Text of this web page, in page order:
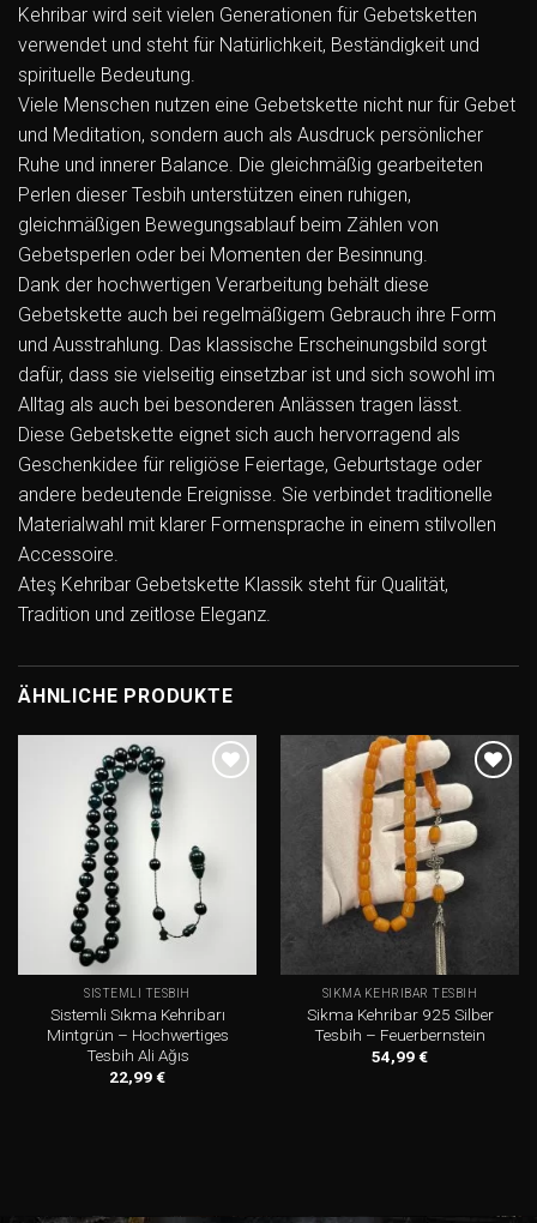
Kehribar wird seit vielen Generationen für Gebetsketten
verwendet und steht für Natürlichkeit, Beständigkeit und
spirituelle Bedeutung.
Viele Menschen nutzen eine Gebetskette nicht nur für Gebet
und Meditation, sondern auch als Ausdruck persönlicher
Ruhe und innerer Balance. Die gleichmäßig gearbeiteten
Perlen dieser Tesbih unterstützen einen ruhigen,
gleichmäßigen Bewegungsablauf beim Zählen von
Gebetsperlen oder bei Momenten der Besinnung.
Dank der hochwertigen Verarbeitung behält diese
Gebetskette auch bei regelmäßigem Gebrauch ihre Form
und Ausstrahlung. Das klassische Erscheinungsbild sorgt
dafür, dass sie vielseitig einsetzbar ist und sich sowohl im
Alltag als auch bei besonderen Anlässen tragen lässt.
Diese Gebetskette eignet sich auch hervorragend als
Geschenkidee für religiöse Feiertage, Geburtstage oder
andere bedeutende Ereignisse. Sie verbindet traditionelle
Materialwahl mit klarer Formensprache in einem stilvollen
Accessoire.
Ateş Kehribar Gebetskette Klassik steht für Qualität,
Tradition und zeitlose Eleganz.
ÄHNLICHE PRODUKTE
SISTEMLI TESBIH
Sistemli Sıkma Kehribarı
Mintgrün – Hochwertiges
Tesbih Ali Ağıs
22,99€
Add to
wishlist
SIKMA KEHRIBAR TESBIH
Sikma Kehribar 925 Silber
Tesbih – Feuerbernstein
54,99€